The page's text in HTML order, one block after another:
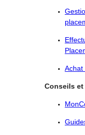
Achat
Conseils